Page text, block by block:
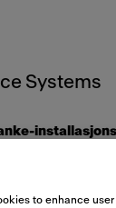
Systems
to enhance